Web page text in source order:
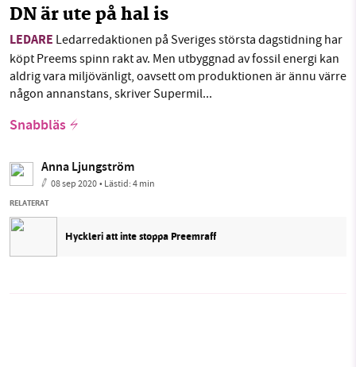
DN är ute på hal is
LEDARE Ledarredaktionen på Sveriges största dagstidning har
köpt Preems spinn rakt av. Men utbyggnad av fossil energi kan
aldrig vara miljövänligt, oavsett om produktionen är ännu värre
någon annanstans, skriver Supermil...
Snabbläs
Anna Ljungström
08 sep 2020• Lästid:4 min
RELATERAT
Hyckleri att inte stoppa Preemraff